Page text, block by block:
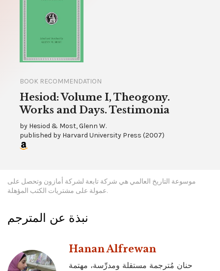
BOOK RECOMMENDATION
Hesiod: Volume I, Theogony.
Works and Days. Testimonia
by Hesiod & Most, Glenn W.
published by Harvard University Press (2007)
موسوعة التاريخ العالمي هي شركة تابعة لشركة أمازون وتحصل على
عمولة على مشتريات الكتب المؤهلة.
نبذة عن المترجم
Hanan Alfrewan
حنان مُترجمة مستقلة ومدرِّسة، مهتمة